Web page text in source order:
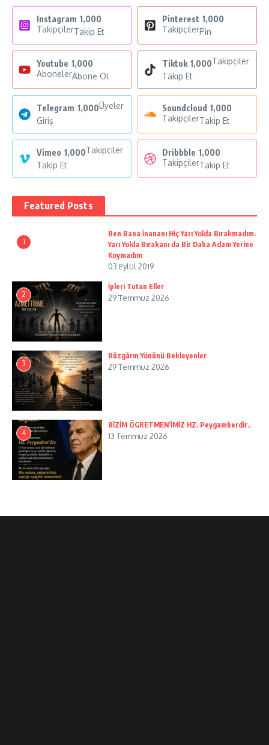
Instagram 1,000
TakipçilerTakip Et
Pinterest 1,000
TakipçilerPin
Youtube 1,000
AbonelerAbone Ol
Tiktok 1,000Takipçiler
Takip Et
Telegram 1,000Üyeler
Giriş
Soundcloud 1,000
TakipçilerTakip Et
Vimeo 1,000Takipçiler
Takip Et
Dribbble 1,000
TakipçilerTakip Et
Featured Posts
1
Ben Bana İnananı Hiç Yarı Yolda Bırakmadım.
Yarı Yolda Bırakanı da Bir Daha Adam Yerine
Koymadım
03 Eylül 2019
2
İpleri Tutan Eller
29 Temmuz 2026
3
Rüzgârın Yönünü Bekleyenler
29 Temmuz 2026
4
BİZİM ÖGRETMEN’İMİZ HZ. Peygamberdir..
13 Temmuz 2026